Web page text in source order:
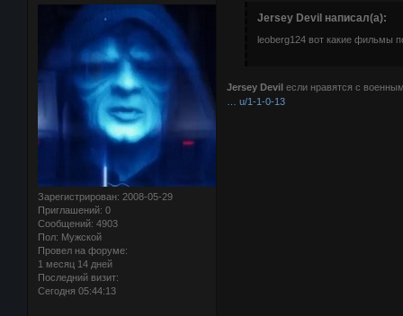
Зарегистрирован: 2008-05-29
Приглашений: 0
Сообщений: 4903
Пол: Мужской
Провел на форуме:
1 месяц 14 дней
Последний визит:
Сегодня 05:44:13
Jersey Devil написал(а):
leoberg124 вот какие фильмы
Jersey Devil если нравятся с
… u/1-1-0-13